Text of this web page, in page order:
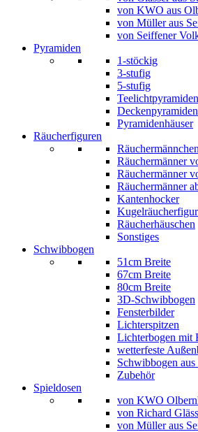
von KWO aus
von Müller aus
von Seiffener
Pyramiden
1-stöckig
3-stufig
5-stufig
Teelichtpyramiden
Deckenpyramiden
Pyramidenhäuser
Räucherfiguren
Räuchermänner
Räuchermänner
Räuchermänner
Kantenhocker
Räucherhäuschen
Sonstiges
Schwibbogen
51cm Breite
67cm Breite
80cm Breite
3D-Schwibbogen
Fensterbilder
Lichterspitzen
Lichterbogen mit
wetterfeste
Schwibbogen aus
Zubehör
Spieldosen
von KWO
von Richard
von Müller aus